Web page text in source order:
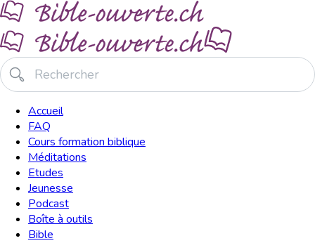
Accueil
FAQ
Cours formation biblique
Méditations
Etudes
Jeunesse
Podcast
Boîte à outils
Bible